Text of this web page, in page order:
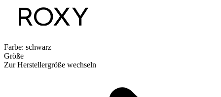
Farbe: schwarz
Größe
Zur Herstellergröße wechseln